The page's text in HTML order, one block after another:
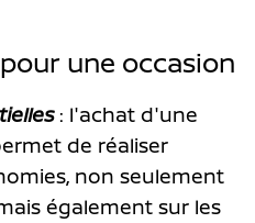
une occasion
: l'achat d'une
de réaliser
non seulement
également sur les